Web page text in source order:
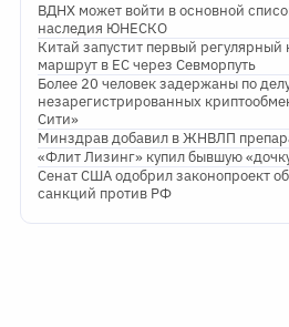
ВДНХ может войти в основной
наследия ЮНЕСКО
Китай запустит первый
маршрут в ЕС через Севморпуть
Более 20 человек задержаны по
незарегистрированных
Сити»
Минздрав добавил в ЖНВЛП
«Флит Лизинг» купил бывшую
Сенат США одобрил законопроект
санкций против РФ